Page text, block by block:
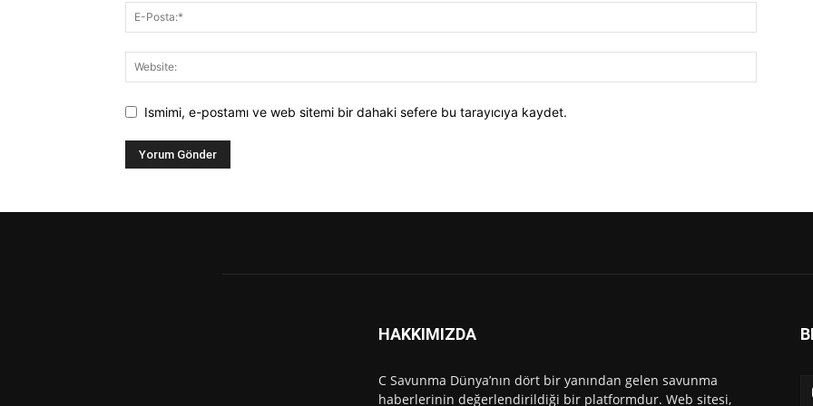
Ismimi, e-postamı ve web sitemi bir dahaki sefere bu tarayıcıya kaydet.
HAKKIMIZDA
C Savunma Dünya’nın dört bir yanından gelen savunma
haberlerinin değerlendirildiği bir platformdur. Web sitesi,